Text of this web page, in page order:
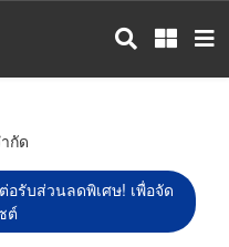
กัด
รับส่วนลดพิเศษ! เพื่อจัด
ต์